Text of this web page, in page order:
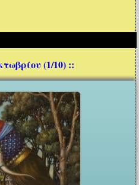
(1/10) ::